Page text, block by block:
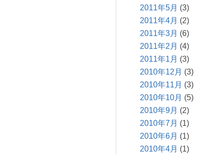
2011年5月 (3)
2011年4月 (2)
2011年3月 (6)
2011年2月 (4)
2011年1月 (3)
2010年12月 (3)
2010年11月 (3)
2010年10月 (5)
2010年9月 (2)
2010年7月 (1)
2010年6月 (1)
2010年4月 (1)